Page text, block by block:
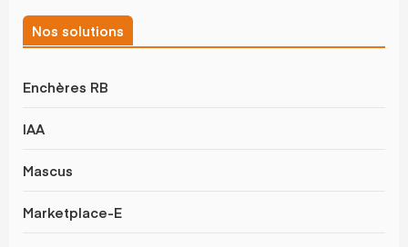
Nos solutions
Enchères RB
IAA
Mascus
Marketplace-E